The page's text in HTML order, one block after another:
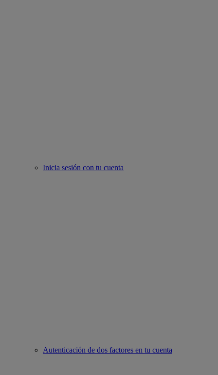
Inicia sesión con tu cuenta
Autenticación de dos factores en tu cuenta